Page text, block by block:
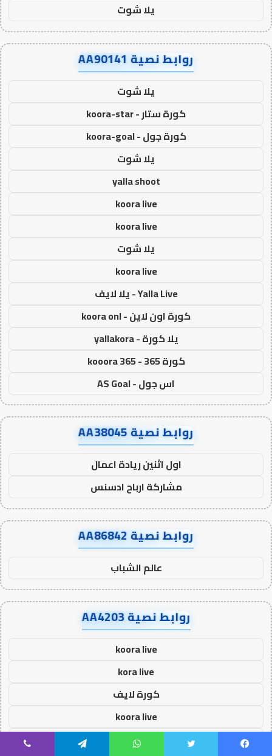
يلا شوت
روابط نصية AA90141
يلا شوت
كورة ستار - koora-star
كورة جول - koora-goal
يلا شوت
yalla shoot
koora live
koora live
يلا شوت
koora live
Yalla Live - يلا لايف
كورة اون لاين - koora onl
يلا كورة - yallakora
كورة 365 - kooora 365
اس جول - AS Goal
روابط نصية AA38045
اول اثنين ريادة اعمال
مشاركة ارباح ادسنس
روابط نصية AA86842
عالم الشباب
روابط نصية AA4203
koora live
kora live
كورة لايف
koora live
كورة لايف